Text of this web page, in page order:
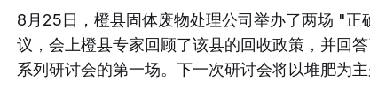
8月25日，橙县固体废物处理公司举办了两场 "
议，会上橙县专家回顾了该县的回收政策，并回
系列研讨会的第一场。下一次研讨会将以堆肥为